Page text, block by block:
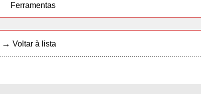
Ferramentas
→ Voltar à lista